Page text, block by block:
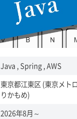
Java , Spring , AWS
東京都江東区 (東京メト
りかもめ)
2026年8月～